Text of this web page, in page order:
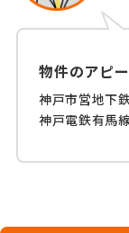
物件のアピ
神戸市営地下
神戸電鉄有馬